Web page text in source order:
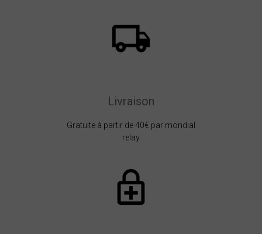
Livraison
Gratuite à partir de 40€ par mondial
relay